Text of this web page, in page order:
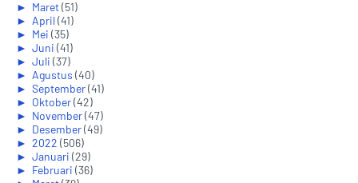
► Maret(51)
► April(41)
► Mei (35)
► Juni (41)
► Juli (37)
► Agustus (40)
► September(41)
► Oktober(42)
► November(47)
► Desember(49)
► 2022 (506)
► Januari (29)
► Februari (36)